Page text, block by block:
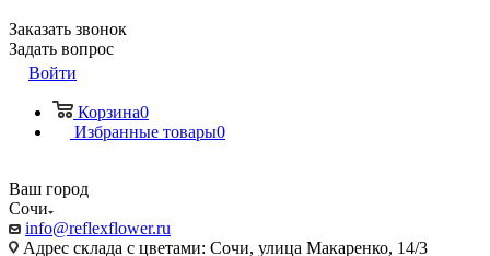
Заказать звонок
Задать вопрос
Войти
Корзина0
Избранные товары0
Ваш город
Сочи
info@reflexflower.ru
Адрес склада с цветами: Сочи, улица Макаренко, 14/3